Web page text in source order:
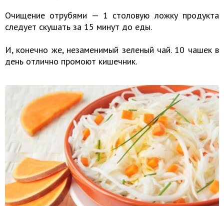
Очищение отрубями — 1 столовую ложку продукта
следует скушать за 15 минут до еды.
И, конечно же, незаменимый зеленый чай. 10 чашек в
день отлично промоют кишечник.